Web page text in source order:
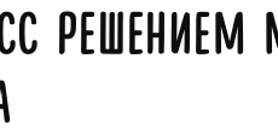
РЕШЕНИЕМ